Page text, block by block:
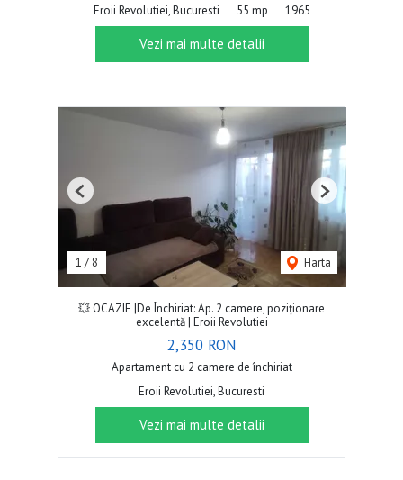
Eroii Revolutiei, Bucuresti
55 mp 1965
Vezi mai multe detalii
1 / 8 Harta
Previous Next
💥 OCAZIE |De Închiriat: Ap. 2 camere, poziționare
excelentă | Eroii Revolutiei
2,350 RON
Apartament cu 2 camere de închiriat
Eroii Revolutiei, Bucuresti
Vezi mai multe detalii